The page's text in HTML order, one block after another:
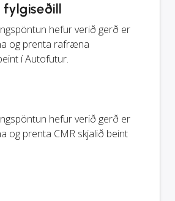
hefur verið gerð er
og prenta rafræna
í Autofutur.
hefur verið gerð er
og prenta CMR skjalið beint